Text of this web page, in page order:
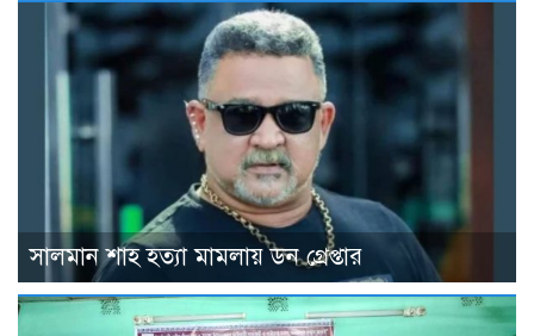
সালমান শাহ হত্যা মামলায় ডন গ্রেপ্তার